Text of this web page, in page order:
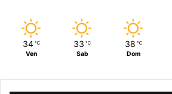
34 ℃
Ven
33 ℃
Sab
38 ℃
Dom